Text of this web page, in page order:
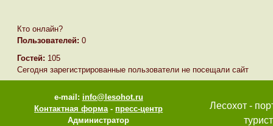
Кто онлайн?
Пользователей: 0
Гостей: 105
Сегодня зарегистрированные пользователи не посещали сайт
e-mail: info@lesohot.ru
Контактная форма-пресс-центр
Администратор
Лесохот -